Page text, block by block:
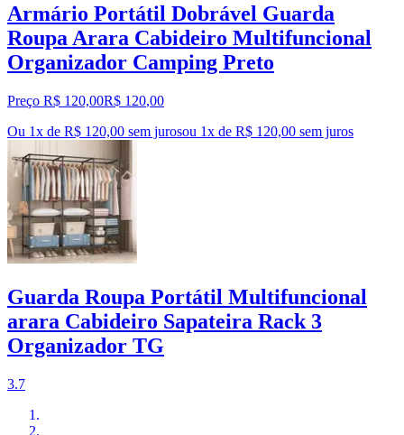
Armário Portátil Dobrável Guarda
Roupa Arara Cabideiro Multifuncional
Organizador Camping Preto
Preço R$ 120,00R$ 120,00
Ou 1x de R$ 120,00 sem jurosou 1x de R$ 120,00 sem juros
Guarda Roupa Portátil Multifuncional
arara Cabideiro Sapateira Rack 3
Organizador TG
3.7